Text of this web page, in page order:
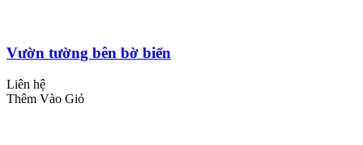
Vườn tường bên bờ biển
Liên hệ
Thêm Vào Giỏ